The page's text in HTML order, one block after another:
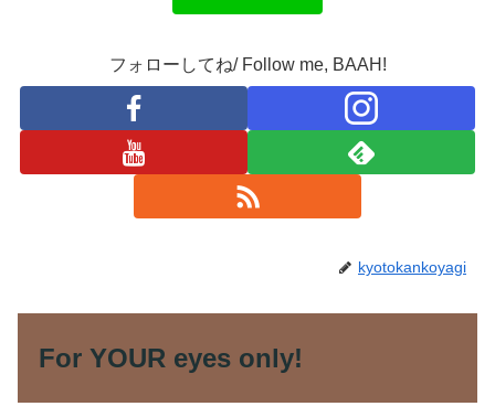
フォローしてね/ Follow me, BAAH!
kyotokankoyagi
For YOUR eyes only!